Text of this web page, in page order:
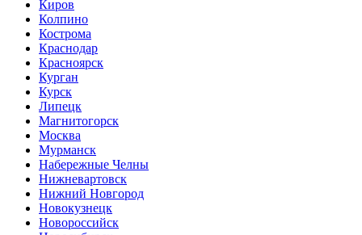
Киров
Колпино
Кострома
Краснодар
Красноярск
Курган
Курск
Липецк
Магнитогорск
Москва
Мурманск
Набережные Челны
Нижневартовск
Нижний Новгород
Новокузнецк
Новороссийск